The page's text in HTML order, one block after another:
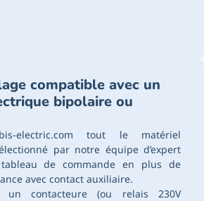
compatible avec un
bipolaire ou
electric.com tout le matériel
par notre équipe d’expert
de commande en plus de
avec contact auxiliaire.
contacteure (ou relais 230V